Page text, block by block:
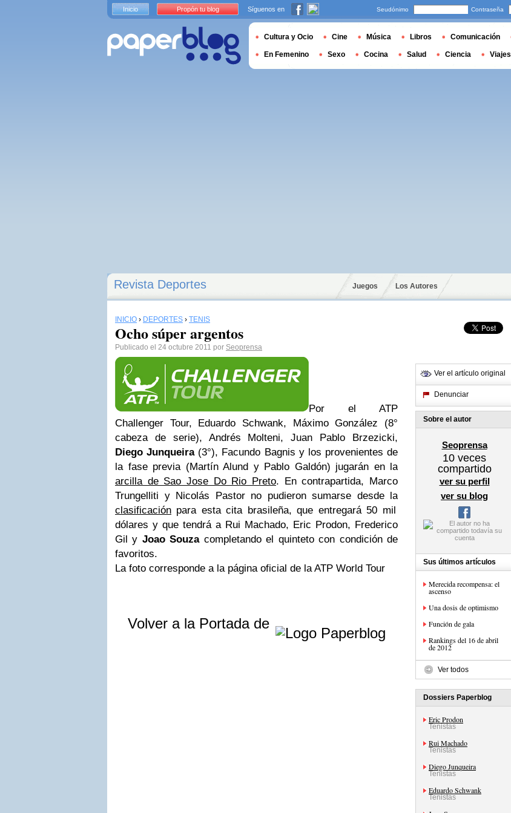
Revista Deportes Juegos Los Autores
INICIO › DEPORTES › TENIS
Ocho súper argentos
Publicado el 24 octubre 2011 por Seoprensa
Por el ATP
Challenger Tour, Eduardo Schwank, Máximo González (8°
cabeza de serie), Andrés Molteni, Juan Pablo Brzezicki,
Diego Junqueira(3°), Facundo Bagnis y los provenientes de
la fase previa (Martín Alund y Pablo Galdón) jugarán en la
arcilla de Sao Jose Do Rio Preto. En contrapartida, Marco
Trungelliti y Nicolás Pastor no pudieron sumarse desde la
clasificación para esta cita brasileña, que entregará 50 mil
dólares y que tendrá a Rui Machado, Eric Prodon, Frederico
Gil y Joao Souzacompletando el quinteto con condición de
favoritos.
La foto corresponde a la página oficial de la ATP World Tour
Volver a la Portada de
Ver el artículo original
Denunciar
Sobre el autor
Seoprensa
10 veces
compartido
ver su perfil
ver su blog
Sus últimos artículos
Merecida recompensa: el
ascenso
Una dosis de optimismo
Función de gala
Rankings del 16 de abril
de 2012
Ver todos
Dossiers Paperblog
Eric Prodon
Tenistas
Rui Machado
Tenistas
Diego Junqueira
Tenistas
Eduardo Schwank
Tenistas
Inicio Propón tu blog Síguenos en Seudónimo Contraseña
Cultura y Ocio Cine Música Libros Comunicación
En Femenino Sexo Cocina Salud Ciencia Viajes